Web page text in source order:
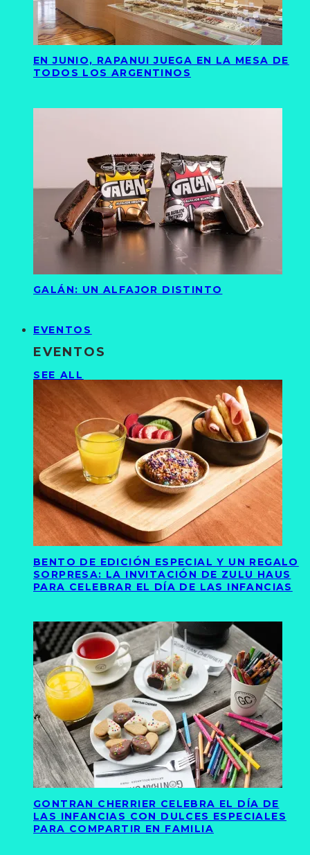
EN JUNIO, RAPANUI JUEGA EN LA MESA DE
TODOS LOS ARGENTINOS
GALÁN: UN ALFAJOR DISTINTO
EVENTOS
EVENTOS
SEE ALL
BENTO DE EDICIÓN ESPECIAL Y UN REGALO
SORPRESA: LA INVITACIÓN DE ZULU HAUS
PARA CELEBRAR EL DÍA DE LAS INFANCIAS
GONTRAN CHERRIER CELEBRA EL DÍA DE
LAS INFANCIAS CON DULCES ESPECIALES
PARA COMPARTIR EN FAMILIA